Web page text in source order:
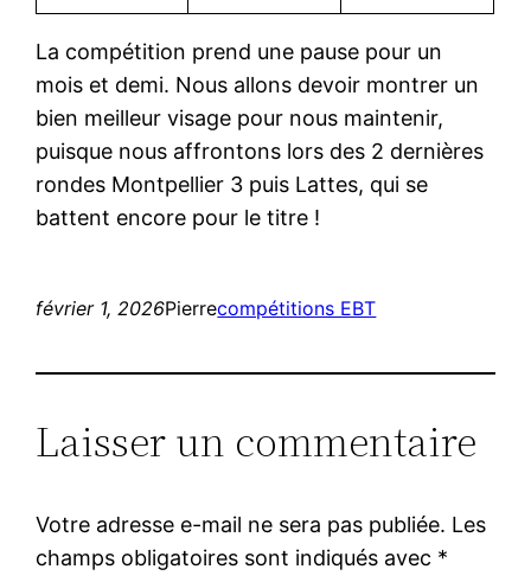
La compétition prend une pause pour un
mois et demi. Nous allons devoir montrer un
bien meilleur visage pour nous maintenir,
puisque nous affrontons lors des 2 dernières
rondes Montpellier 3 puis Lattes, qui se
battent encore pour le titre !
février 1, 2026Pierrecompétitions EBT
Laisser un commentaire
Votre adresse e-mail ne sera pas publiée. Les
champs obligatoires sont indiqués avec *